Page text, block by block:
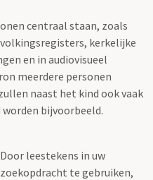
centraal staan, zoals
kerkelijke
en in audiovisueel
meerdere personen
naast het kind ook vaak
worden bijvoorbeeld.
Door leestekens in uw
zoekopdracht te gebruiken,